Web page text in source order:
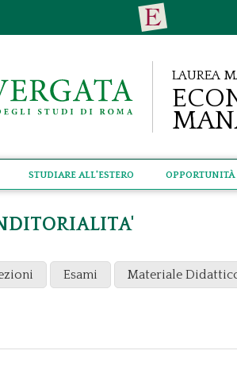
Laurea
Studiare all'estero Opportunità
Esami Materiale